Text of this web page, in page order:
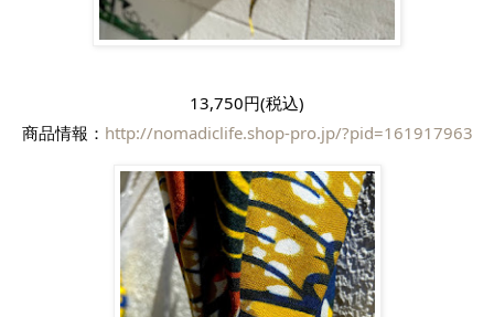
13,750円(税込)
商品情報： http://nomadiclife.shop-pro.jp/?pid=161917963